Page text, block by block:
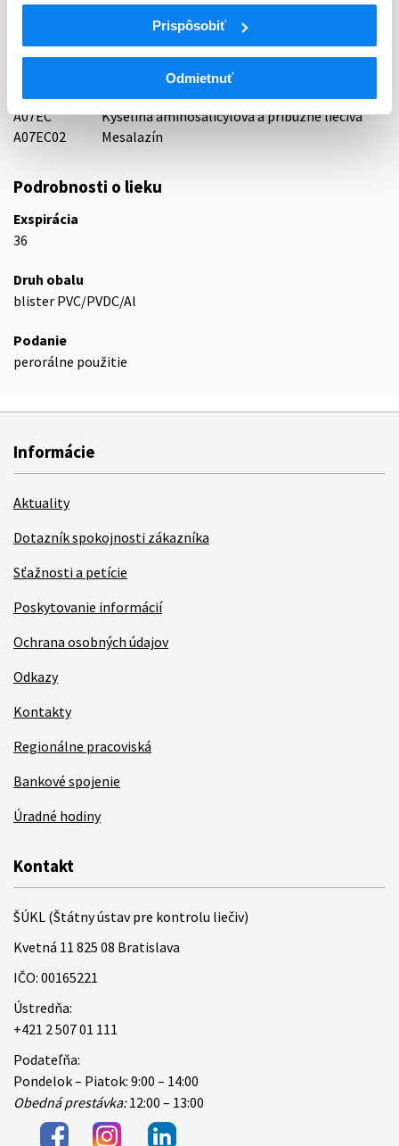
Prispôsobiť
Odmietnuť
TRÁVIACI TRAKT A METABOLIZMUS
ANTIDIAROIKÁ, ČREVNÉ ANTIINFEKTÍVA A
ANTIFLOGISTIKÁ
A07E
ČREVNÉ PROTIZÁPALOVÉ LIEČIVÁ
A07EC
Kyselina aminosalicylová a príbuzné liečivá
A07EC02
Mesalazín
Podrobnosti o lieku
Exspirácia
36
Druh obalu
blister PVC/PVDC/Al
Podanie
perorálne použitie
Informácie
Aktuality
Dotazník spokojnosti zákazníka
Sťažnosti a petície
Poskytovanie informácií
Ochrana osobných údajov
Odkazy
Kontakty
Regionálne pracoviská
Bankové spojenie
Úradné hodiny
Kontakt
ŠÚKL (Štátny ústav pre kontrolu liečiv)
Kvetná 11 825 08 Bratislava
IČO: 00165221
Ústredňa:
+421 2 507 01 111
Podateľňa:
Pondelok – Piatok: 9:00 – 14:00
Obedná prestávka:12:00 – 13:00